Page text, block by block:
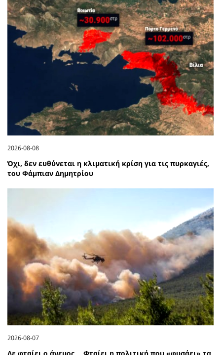
2026-08-08
Όχι, δεν ευθύνεται η κλιματική κρίση για τις πυρκαγιές,
του Φάμπιαν Δημητρίου
2026-08-07